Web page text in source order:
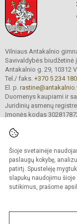
Šioje svetainėje
paslaugų kokybę,
patirtį. Spustelėję
slapukų naudojimu
sutikimus, prašome
Vilniaus Antakalnio
Savivaldybės biudžetinė
Antakalnio g. 29, 10312
Tel./ faks. +370 5 234
El. p.
Duomenys kaupiami ir
Juridinių asmenų registre
Įmonės kodas
© 2026. Vilniaus
Kopijuoti turinį be
Versija